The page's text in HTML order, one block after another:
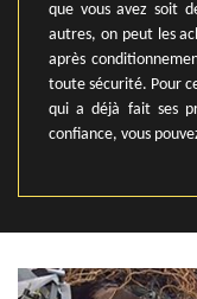
que vous avez soit
autres, on peut les
après
toute sécurité. Pour
qui a déjà fait ses
confiance, vous